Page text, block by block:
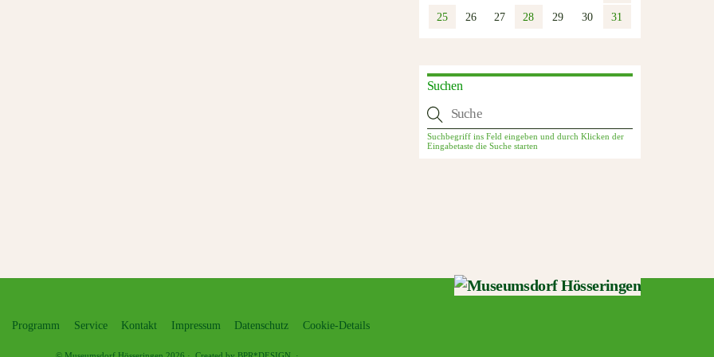
25
26 27 28 29 30 31
Suchen
Programm Service Kontakt Impressum Datenschutz Cookie-Details
© Museumsdorf Hösseringen 2026 · Created by BPR*DESIGN ·